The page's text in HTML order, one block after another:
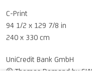
Für Empfehlungen
SCHREIBEN SIE UNS
C-Print
94 1/2 x 129 7/8 in
240 x 330 cm
UniCredit Bank GmbH
© Thomas Demand by